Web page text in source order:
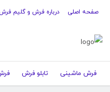
صفحه اصلی درباره فرش و گلیم
فرش ماشینی تابلو فرش